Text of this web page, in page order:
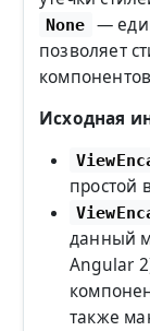
None
—
позволяет
Исходная
простой
данный
Angular
также